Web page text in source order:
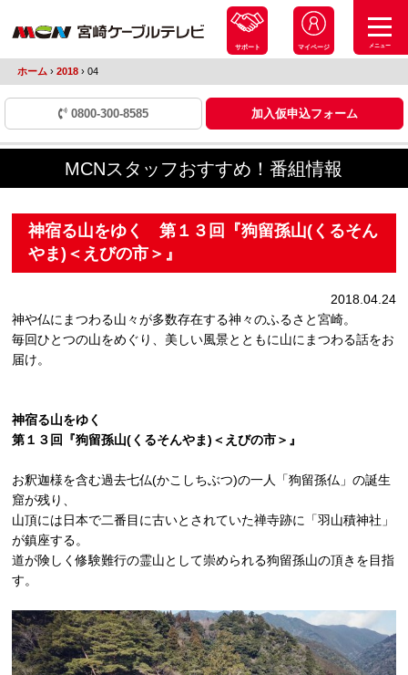
サポート マイページ メニュー
ホーム › 2018 ›04
0800-300-8585 加入仮申込フォーム
MCNスタッフおすすめ！番組情報
神宿る山をゆく 第１３回『狗留孫山(くるそん
やま)＜えびの市＞』
2018.04.24
神や仏にまつわる山々が多数存在する神々のふるさと宮崎。
毎回ひとつの山をめぐり、美しい風景とともに山にまつわる話をお
届け。
神宿る山をゆく
第１３回『狗留孫山(くるそんやま)＜えびの市＞』
お釈迦様を含む過去七仏(かこしちぶつ)の一人「狗留孫仏」の誕生
窟が残り、
山頂には日本で二番目に古いとされていた禅寺跡に「羽山積神社」
が鎮座する。
道が険しく修験難行の霊山として崇められる狗留孫山の頂きを目指
す。